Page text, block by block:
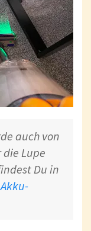
auch von
Lupe
Du in